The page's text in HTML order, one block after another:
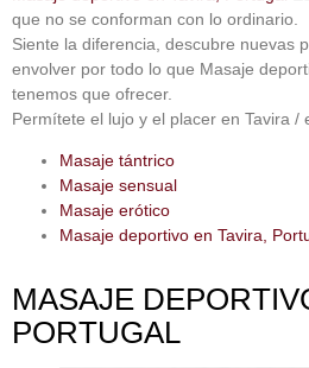
que no se conforman con lo ordinario.
Siente la diferencia, descubre nuevas
envolver por todo lo que Masaje
tenemos que ofrecer.
Permítete el lujo y el placer en Tavira /
Masaje tántrico
Masaje sensual
Masaje erótico
Masaje deportivo en Tavira,
MASAJE
PORTUGAL